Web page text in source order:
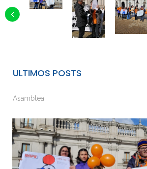
ULTIMOS POSTS
Asamblea